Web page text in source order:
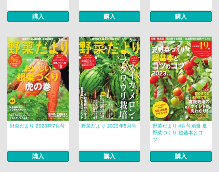
購入 購入 購入
野菜だより 2023年7月号
購入
野菜だより 2023年5月号
購入
野菜だより 4月号別冊 夏
野菜づくり 超基本とコ
ツ...
購入